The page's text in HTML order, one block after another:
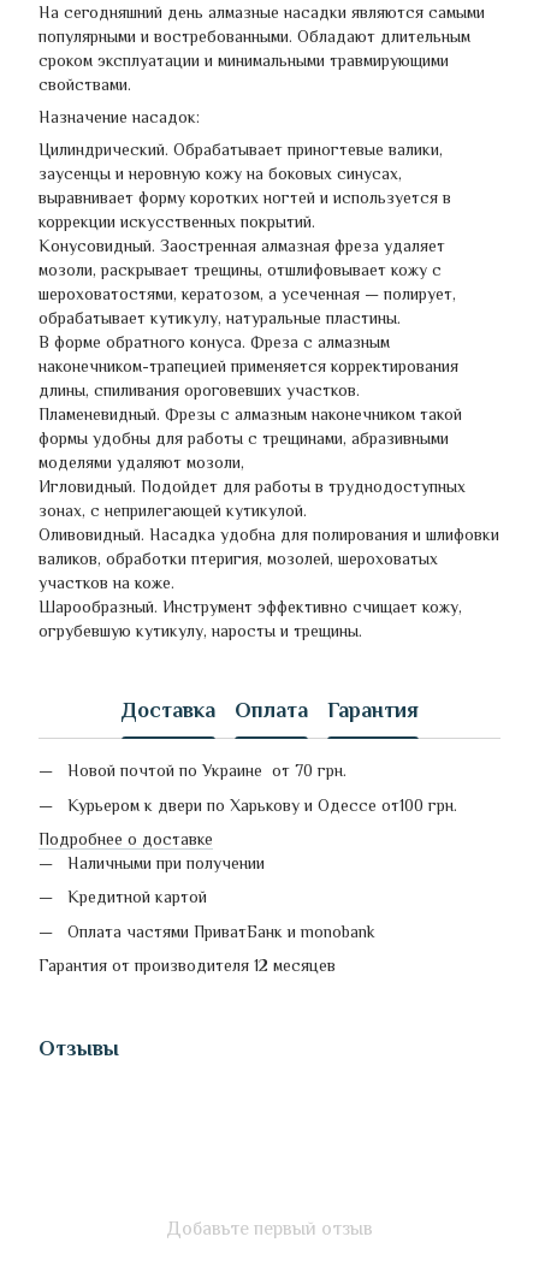
На сегодняшний день алмазные насадки являются самыми
популярными и востребованными. Обладают длительным
сроком эксплуатации и минимальными травмирующими
свойствами.
Назначение насадок:
Цилиндрический. Обрабатывает приногтевые валики,
заусенцы и неровную кожу на боковых синусах,
выравнивает форму коротких ногтей и используется в
коррекции искусственных покрытий.
Конусовидный. Заостренная алмазная фреза удаляет
мозоли, раскрывает трещины, отшлифовывает кожу с
шероховатостями, кератозом, а усеченная — полирует,
обрабатывает кутикулу, натуральные пластины.
В форме обратного конуса. Фреза с алмазным
наконечником-трапецией применяется корректирования
длины, спиливания ороговевших участков.
Пламеневидный. Фрезы с алмазным наконечником такой
формы удобны для работы с трещинами, абразивными
моделями удаляют мозоли,
Игловидный. Подойдет для работы в труднодоступных
зонах, с неприлегающей кутикулой.
Оливовидный. Насадка удобна для полирования и шлифовки
валиков, обработки птеригия, мозолей, шероховатых
участков на коже.
Шарообразный. Инструмент эффективно счищает кожу,
огрубевшую кутикулу, наросты и трещины.
Доставка Оплата Гарантия
Новой почтой по Украине от 70 грн.
Курьером к двери по Харькову и Одессе от100 грн.
Подробнее о доставке
Наличными при получении
Кредитной картой
Оплата частями ПриватБанк и monobank
Гарантия от производителя 12 месяцев
Отзывы
Добавьте первый отзыв